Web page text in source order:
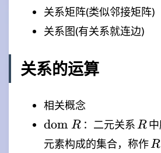
关系矩阵(类似邻接矩阵)
关系图(有关系就连边)
关系的运算
相关概念
\mathrm{dom}
\ R
dom R ：二元关系 R
R
元素构成的集合，称作 R
R